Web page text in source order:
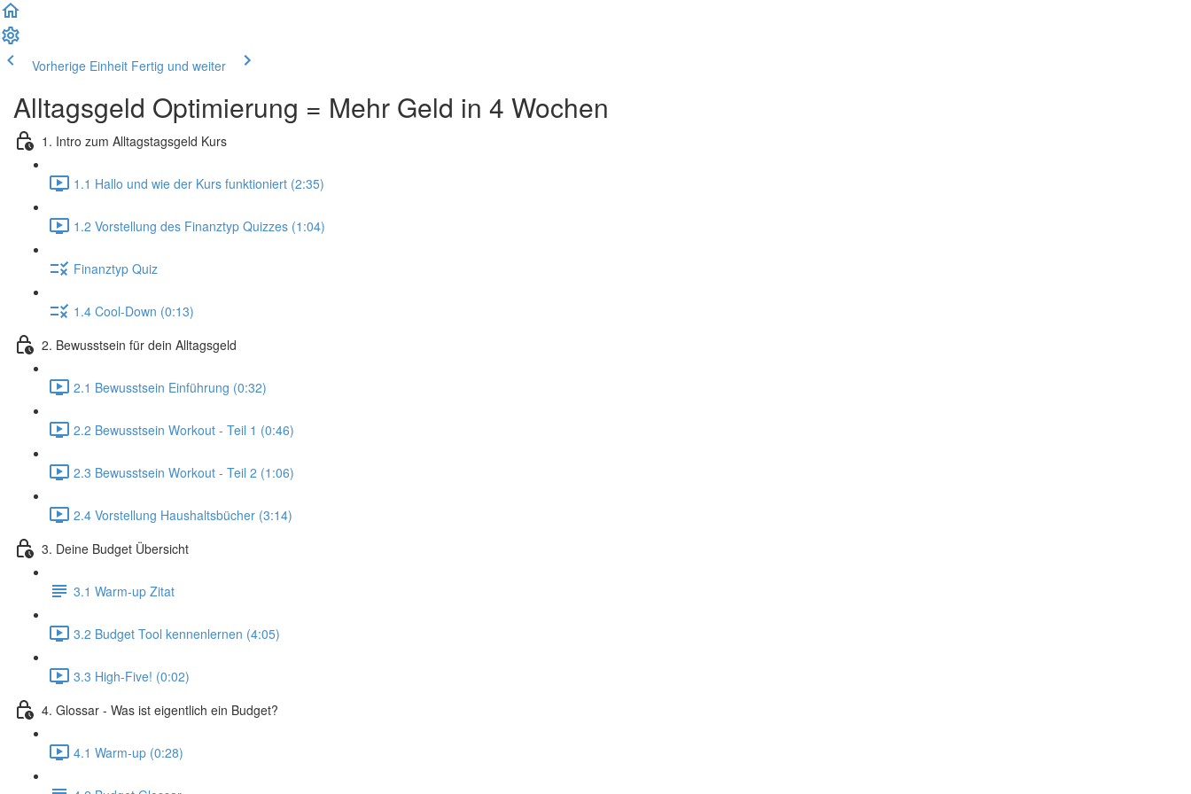
Vorherige Einheit Fertig und weiter
Alltagsgeld Optimierung = Mehr Geld in 4 Wochen
1. Intro zum Alltagstagsgeld Kurs
1.1 Hallo und wie der Kurs funktioniert (2:35)
1.2 Vorstellung des Finanztyp Quizzes (1:04)
Finanztyp Quiz
1.4 Cool-Down (0:13)
2. Bewusstsein für dein Alltagsgeld
2.1 Bewusstsein Einführung (0:32)
2.2 Bewusstsein Workout - Teil 1 (0:46)
2.3 Bewusstsein Workout - Teil 2 (1:06)
2.4 Vorstellung Haushaltsbücher (3:14)
3. Deine Budget Übersicht
3.1 Warm-up Zitat
3.2 Budget Tool kennenlernen (4:05)
3.3 High-Five! (0:02)
4. Glossar - Was ist eigentlich ein Budget?
4.1 Warm-up (0:28)